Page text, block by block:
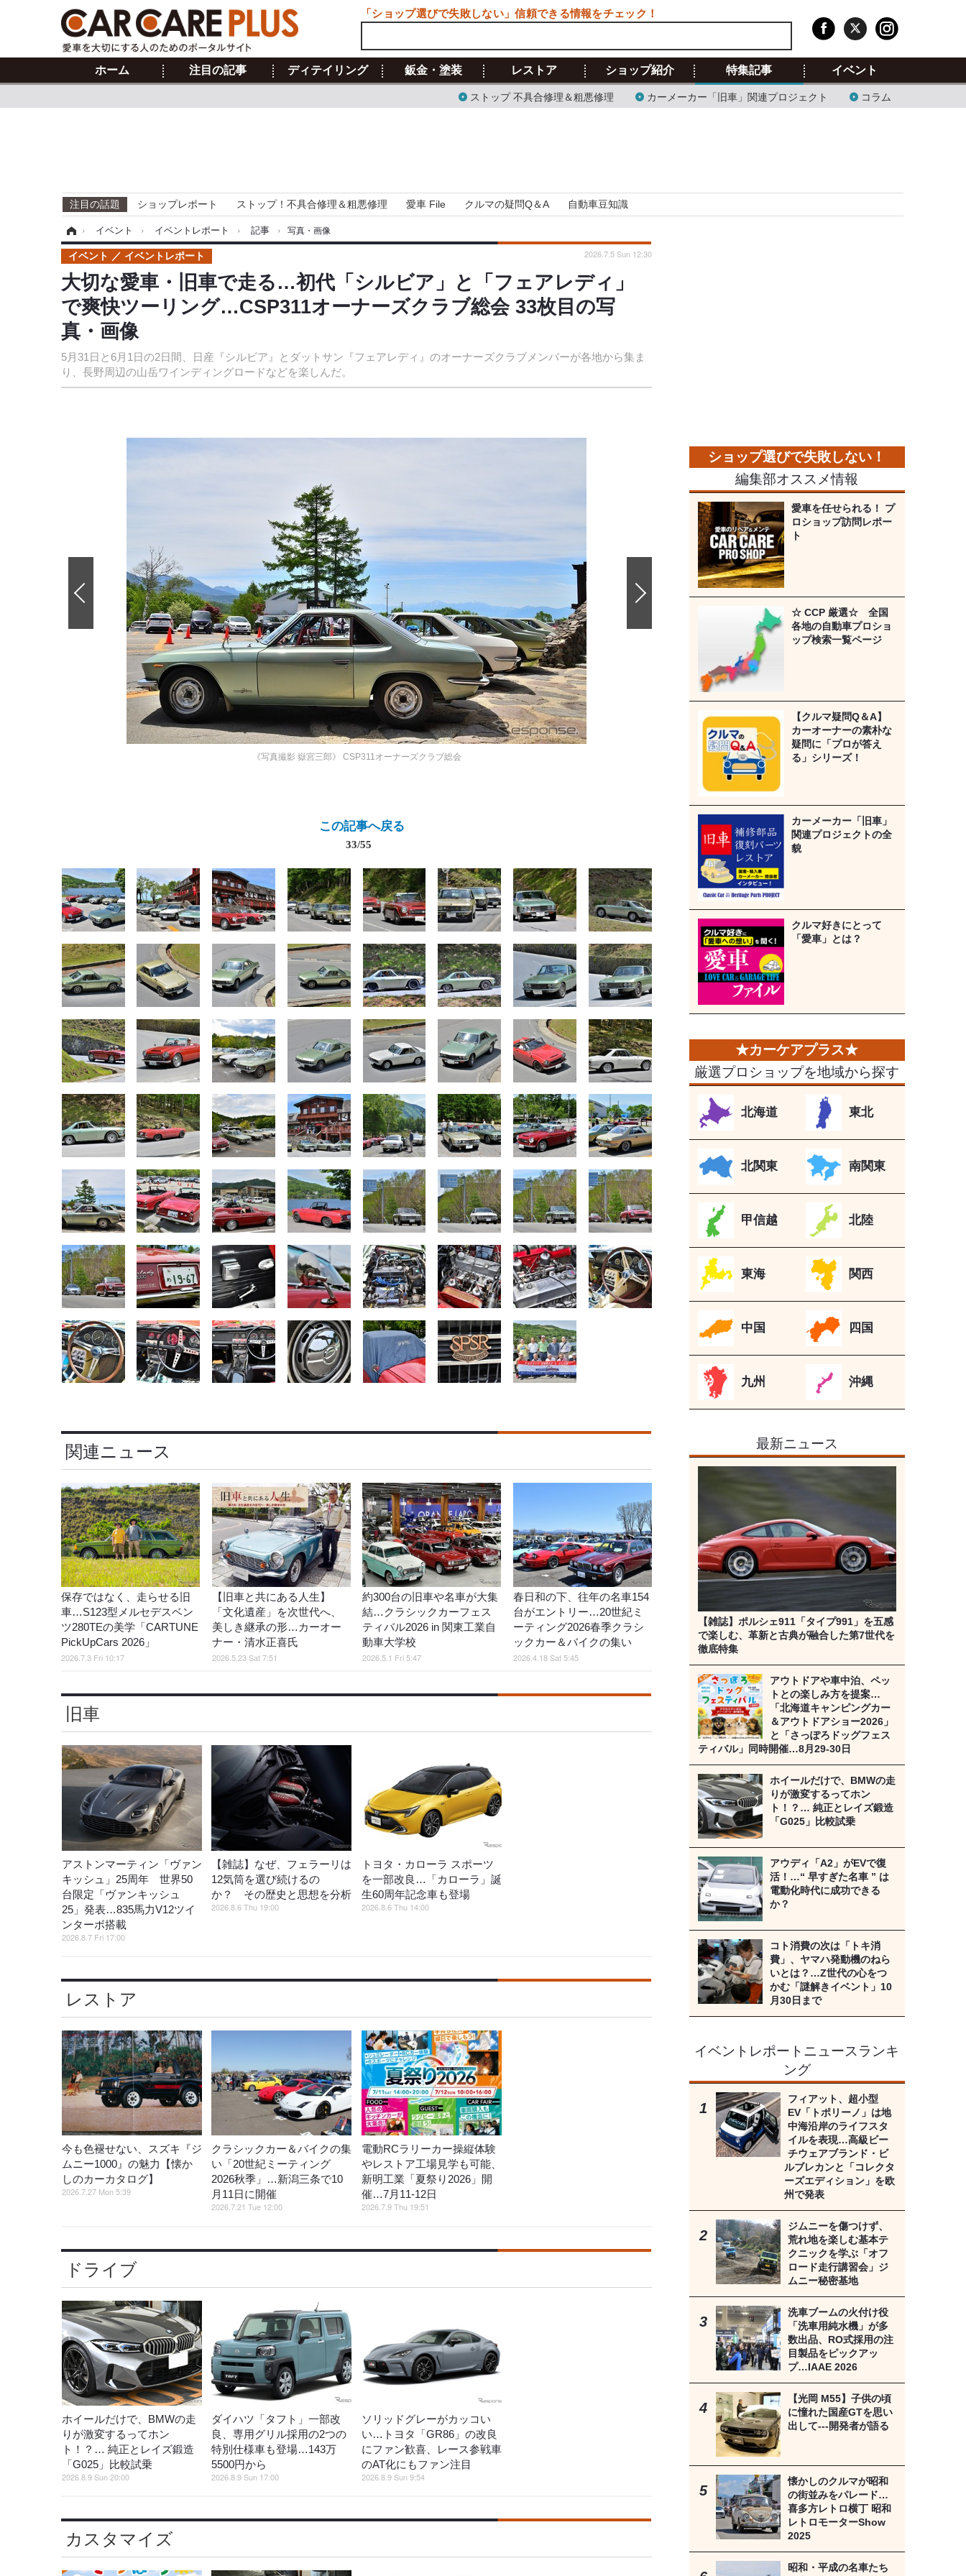
ホーム 注目の記事 ディテイリング 鈑金・塗装 レストア ショップ紹介 特集記事
ストップ 不具合修理＆粗悪修理 カーメーカー「旧車」関連プロジェクト コラム
イベント
注目の話題 ショップレポート ストップ！不具合修理＆粗悪修理 愛車 File クルマの疑問Q＆A 自動車豆知識
› イベント › イベントレポート › 記事 › 写真・画像
大切な愛車・旧車で走る…初代「シルビア」と「フェアレディ」
で爽快ツーリング…CSP311オーナーズクラブ総会 33枚目の写
真・画像
5月31日と6月1日の2日間、日産『シルビア』とダットサン『フェアレディ』のオーナーズクラブメンバーが各地から集ま
り、長野周辺の山岳ワインディングロードなどを楽しんだ。
イベント イベントレポート 2026.7.5 Sun 12:30
《写真撮影 嶽宮三郎》 CSP311オーナーズクラブ総会
この記事へ戻る
33/55
関連ニュース
保存ではなく、走らせる旧
車…S123型メルセデスベン
ツ280TEの美学「CARTUNE
PickUpCars 2026」
2026.7.3 Fri 10:17
【旧車と共にある人生】
「文化遺産」を次世代へ、
美しき継承の形…カーオー
ナー・清水正喜氏
2026.5.23 Sat 7:51
約300台の旧車や名車が大集
結…クラシックカーフェス
ティバル2026 in 関東工業自
動車大学校
2026.5.1 Fri 5:47
春日和の下、往年の名車154
台がエントリー…20世紀ミ
ーティング2026春季クラシ
ックカー＆バイクの集い
2026.4.18 Sat 5:45
旧車
アストンマーティン「ヴァン
キッシュ」25周年 世界50
台限定「ヴァンキッシュ
25」発表…835馬力V12ツイ
ンターボ搭載
2026.8.7 Fri 17:00
【雑誌】なぜ、フェラーリは
12気筒を選び続けるの
か？ その歴史と思想を分析
2026.8.6 Thu 19:00
トヨタ・カローラ スポーツ
を一部改良…「カローラ」誕
生60周年記念車も登場
2026.8.6 Thu 14:00
レストア
今も色褪せない、スズキ『ジ
ムニー1000』の魅力【懐か
しのカーカタログ】
2026.7.27 Mon 5:39
クラシックカー＆バイクの集
い「20世紀ミーティング
2026秋季」…新潟三条で10
月11日に開催
2026.7.21 Tue 12:00
電動RCラリーカー操縦体験
やレストア工場見学も可能、
新明工業「夏祭り2026」開
催…7月11‐12日
2026.7.9 Thu 19:51
ドライブ
ホイールだけで、BMWの走
りが激変するってホン
ト！？… 純正とレイズ鍛造
「G025」比較試乗
2026.8.9 Sun 20:00
ダイハツ「タフト」一部改
良、専用グリル採用の2つの
特別仕様車も登場…143万
5500円から
2026.8.9 Sun 17:00
ソリッドグレーがカッコい
い…トヨタ「GR86」の改良
にファン歓喜、レース参戦車
のAT化にもファン注目
2026.8.9 Sun 9:54
カスタマイズ
編集部オススメ情報
愛車を任せられる！ プ
ロショップ訪問レポー
ト
☆ CCP 厳選☆ 全国
各地の自動車プロショ
ップ検索一覧ページ
【クルマ疑問Q＆A】
カーオーナーの素朴な
疑問に「プロが答え
る」シリーズ！
カーメーカー「旧車」
関連プロジェクトの全
貌
クルマ好きにとって
「愛車」とは？
厳選プロショップを地域から探す
北海道 東北
北関東 南関東
甲信越 北陸
東海 関西
中国 四国
九州 沖縄
最新ニュース
【雑誌】ポルシェ911「タイプ991」を五感
で楽しむ、革新と古典が融合した第7世代を
徹底特集
アウトドアや車中泊、ペッ
トとの楽しみ方を提案…
「北海道キャンピングカー
＆アウトドアショー2026」
と「さっぽろドッグフェス
ティバル」同時開催…8月29‐30日
ホイールだけで、BMWの走
りが激変するってホン
ト！？… 純正とレイズ鍛造
「G025」比較試乗
アウディ「A2」がEVで復
活！…“ 早すぎた名車 ” は
電動化時代に成功できる
か？
コト消費の次は「トキ消
費」、ヤマハ発動機のねら
いとは？…Z世代の心をつ
かむ「謎解きイベント」10
月30日まで
イベントレポートニュースランキ
ング
フィアット、超小型
EV「トポリーノ」は地
中海沿岸のライフスタ
イルを表現…高級ビー
チウェアブランド・ビ
ルブレカンと「コレクタ
ーズエディション」を欧
州で発表
ジムニーを傷つけず、
荒れ地を楽しむ基本テ
クニックを学ぶ「オフ
ロード走行講習会」ジ
ムニー秘密基地
洗車ブームの火付け役
「洗車用純水機」が多
数出品、RO式採用の注
目製品をピックアッ
プ…IAAE 2026
【光岡 M55】子供の頃
に憧れた国産GTを思い
出して---開発者が語る
懐かしのクルマが昭和
の街並みをパレード…
喜多方レトロ横丁 昭和
レトロモーターShow
2025
昭和・平成の名車たち
「ショップ選びで失敗しない」信頼できる情報をチェック！